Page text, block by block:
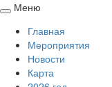
Свернуть
развернуть
Меню
Главная
Мероприятия
Новости
Карта